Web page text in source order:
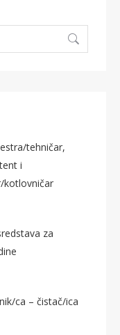
tehničar,
i
kotlovničar
za
ca – čistač/ica